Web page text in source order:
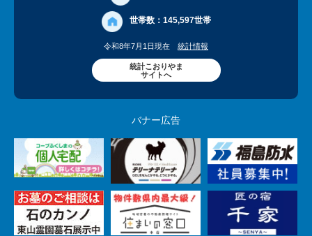
世帯数： 145,597世帯
令和8年7月1日現在 統計情報
統計こおりやま
サイトへ
バナー広告